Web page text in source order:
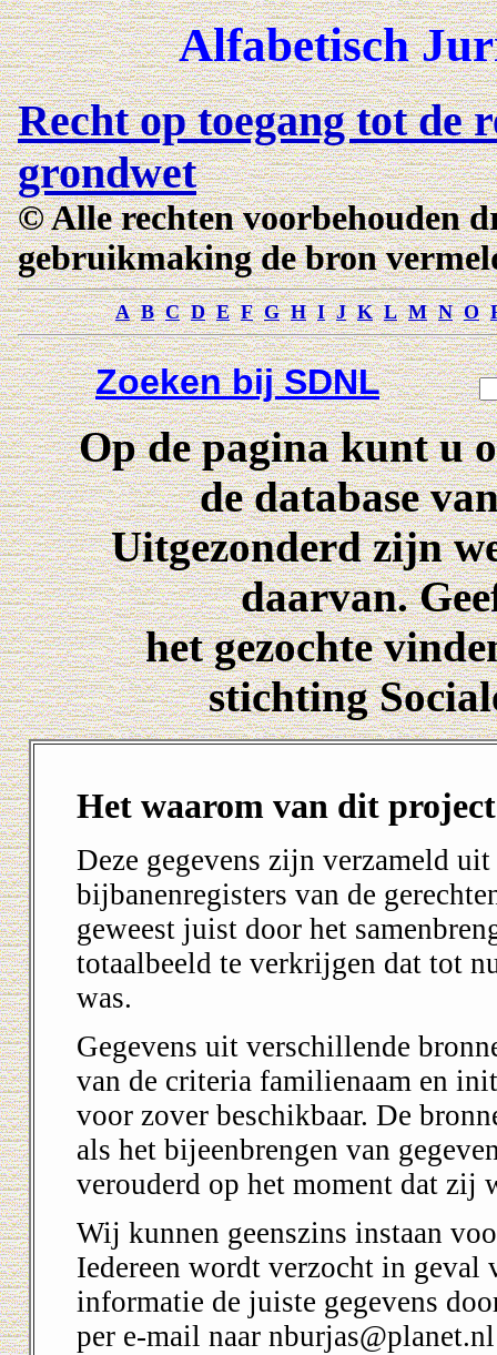
Alfabetisch
Recht op toegang tot de
grondwet
© Alle rechten voorbehouden
gebruikmaking de bron
A B C D E F G H I J K L M N O
Zoeken bij SDNL
Op de pagina kunt u
de database
Uitgezonderd zijn
daarvan.
het gezochte
stichting
Het waarom van dit
Deze gegevens zijn verzameld
bijbanenregisters van de
geweest juist door het
totaalbeeld te verkrijgen dat tot
was.
Gegevens uit verschillende
van de criteria familienaam en
voor zover beschikbaar. De
als het bijeenbrengen van
verouderd op het moment dat zij
Wij kunnen geenszins instaan
Iedereen wordt verzocht in geval
informatie de juiste gegevens
per e-mail naar